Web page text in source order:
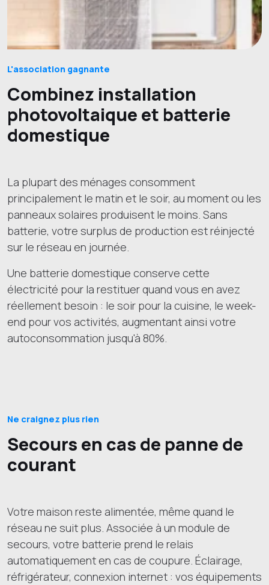
L'association gagnante
Combinez installation
photovoltaique et batterie
domestique
La plupart des ménages consomment
principalement le matin et le soir, au moment ou les
panneaux solaires produisent le moins. Sans
batterie, votre surplus de production est réinjecté
sur le réseau en journée.
Une batterie domestique conserve cette
électricité pour la restituer quand vous en avez
réellement besoin : le soir pour la cuisine, le week-
end pour vos activités, augmentant ainsi votre
autoconsommation jusqu'à 80%.
Ne craignez plus rien
Secours en cas de panne de
courant
Votre maison reste alimentée, même quand le
réseau ne suit plus. Associée à un module de
secours, votre batterie prend le relais
automatiquement en cas de coupure. Éclairage,
réfrigérateur, connexion internet : vos équipements